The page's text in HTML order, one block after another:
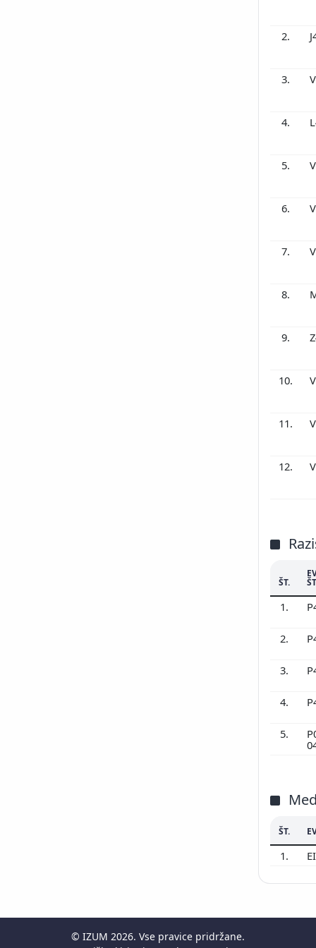
2.
3.
4.
5.
6.
7.
8.
9.
10.
11.
12.
ŠT.
1.
2.
3.
4.
5.
ŠT.
1.
© IZUM 2026. Vse pravice pridržane.